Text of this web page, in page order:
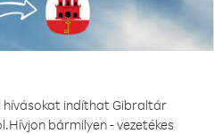
hívásokat indíthat Gibraltár
Hívjon bármilyen - vezetékes